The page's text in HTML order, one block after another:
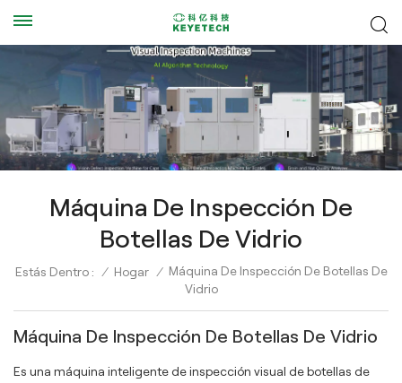
Máquina De Inspección De
Botellas De Vidrio
Estás Dentro : / Hogar / Máquina De Inspección De Botellas De
Vidrio
Máquina De Inspección De Botellas De Vidrio
Es una máquina inteligente de inspección visual de botellas de